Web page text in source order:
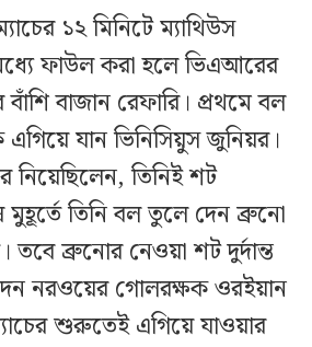
১২ মিনিটে ম্যাথিউস
ফাউল করা হলে ভিএআরের
বাঁশি বাজান রেফারি। প্রথমে বল
যান ভিনিসিয়ুস জুনিয়র।
তিনিই শট
মুহূর্তে তিনি বল তুলে দেন ব্রুনো
তবে ব্রুনোর নেওয়া শট দুর্দান্ত
নরওয়ের গোলরক্ষক ওরইয়ান
শুরুতেই এগিয়ে যাওয়ার